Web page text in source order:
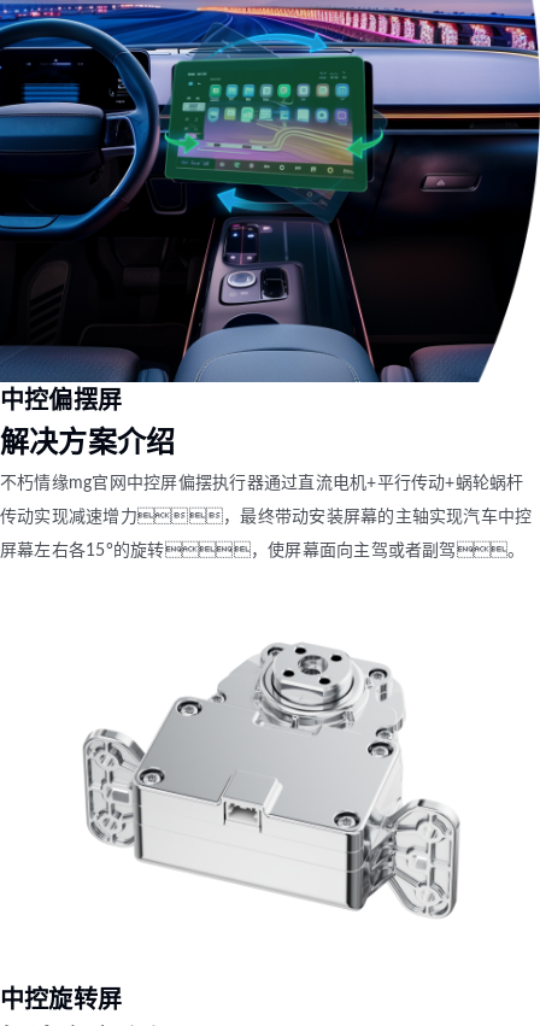
中控偏摆屏
解决方案介绍
不朽情缘mg官网中控屏偏摆执行器通过直流电机+平行传动+蜗轮蜗杆
传动实现减速增力，最终带动安装屏幕的主轴实现汽车中控
屏幕左右各15°的旋转，使屏幕面向主驾或者副驾。
中控旋转屏